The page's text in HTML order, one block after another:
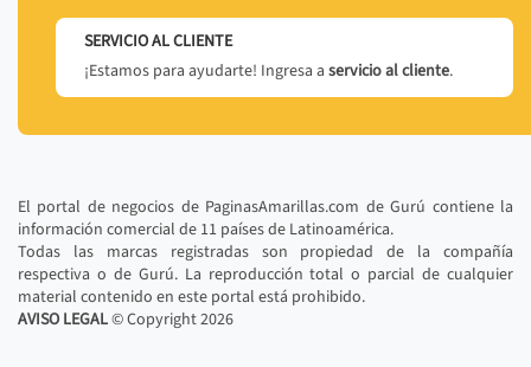
SERVICIO AL CLIENTE
¡Estamos para ayudarte! Ingresa a servicio al cliente.
El portal de negocios de PaginasAmarillas.com de Gurú contiene la
información comercial de 11 países de Latinoamérica.
Todas las marcas registradas son propiedad de la compañía
respectiva o de Gurú. La reproducción total o parcial de cualquier
material contenido en este portal está prohibido.
AVISO LEGAL© Copyright2026